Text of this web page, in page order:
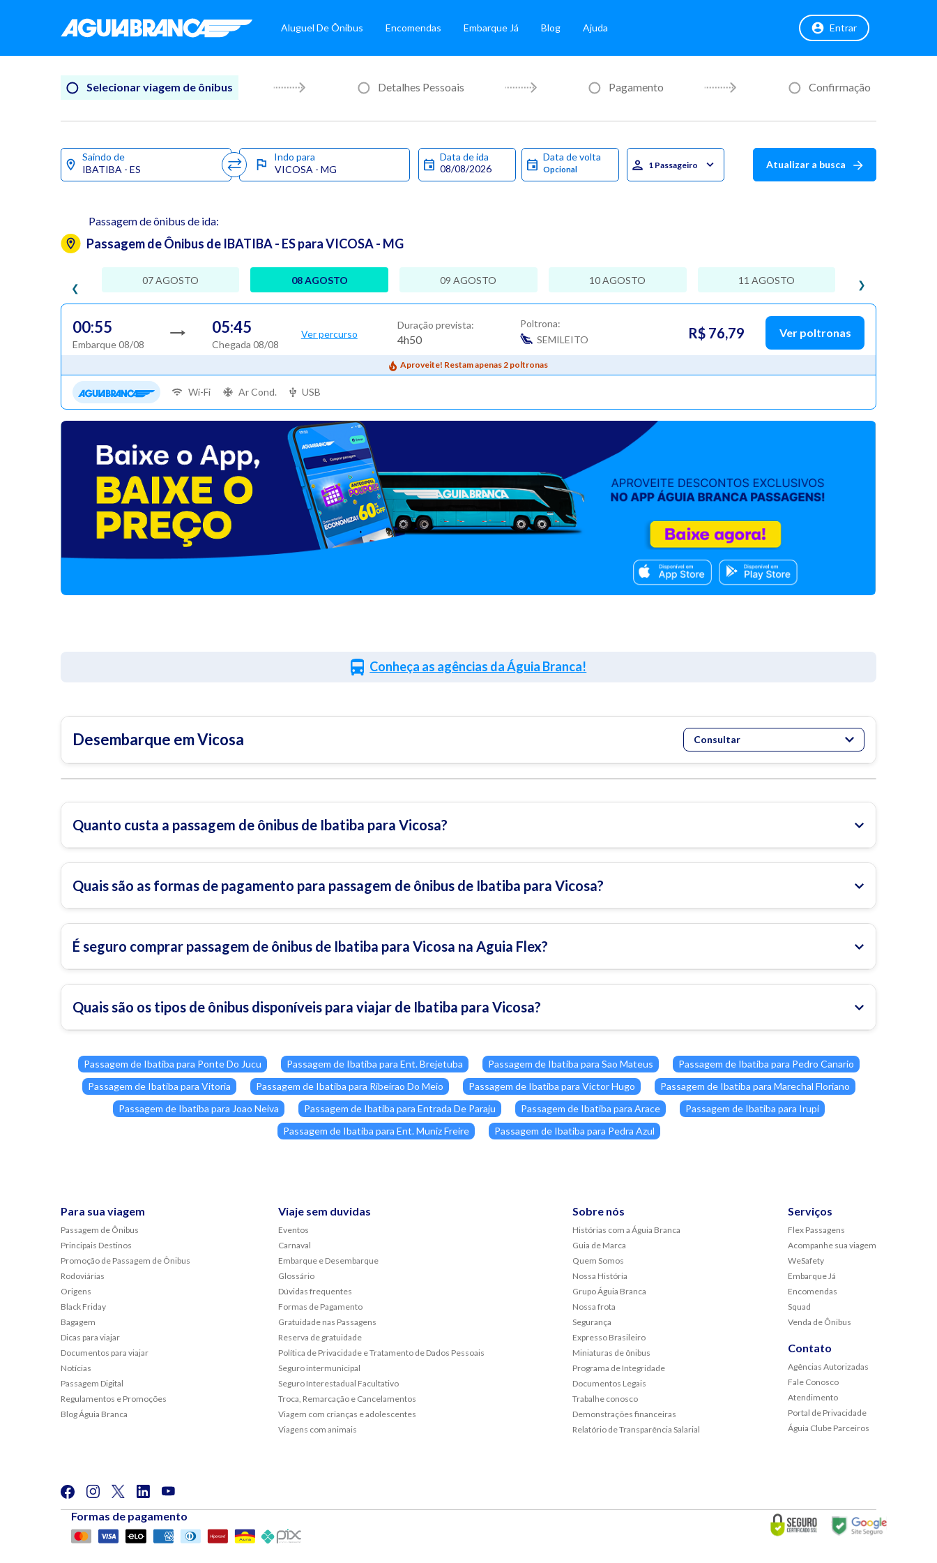
Aluguel De Ônibus Encomendas Embarque Já Blog Ajuda Entrar
Selecionar viagem de ônibus Detalhes Pessoais Pagamento Confirmação
Saindo de Indo para Data de ida Data de volta
1 Passageiro Atualizar a busca
Passagem de ônibus de ida:
Passagem de Ônibus de IBATIBA - ES para VICOSA - MG
❯
❮
07 AGOSTO 08 AGOSTO 09 AGOSTO 10 AGOSTO 11 AGOSTO
00:55
Embarque 08/08
05:45
Chegada 08/08
Ver percurso
Duração prevista:
4h50
Poltrona:
SEMILEITO
R$ 76,79 Ver poltronas
Aproveite! Restam apenas 2 poltronas
Wi-Fi Ar Cond. USB
Conheça as agências da Águia Branca!
Desembarque em Vicosa Consultar
Quanto custa a passagem de ônibus de Ibatiba para Vicosa?
Quais são as formas de pagamento para passagem de ônibus de Ibatiba para Vicosa?
É seguro comprar passagem de ônibus de Ibatiba para Vicosa na Aguia Flex?
Quais são os tipos de ônibus disponíveis para viajar de Ibatiba para Vicosa?
Passagem de Ibatiba para Ponte Do Jucu Passagem de Ibatiba para Ent. Brejetuba Passagem de Ibatiba para Sao Mateus
Passagem de Ibatiba para Pedro Canario
Passagem de Ibatiba para Vitoria
Passagem de Ibatiba para Ribeirao Do Meio Passagem de Ibatiba para Victor Hugo
Passagem de Ibatiba para Marechal Floriano
Passagem de Ibatiba para Joao Neiva
Passagem de Ibatiba para Entrada De Paraju Passagem de Ibatiba para Arace
Passagem de Ibatiba para Irupi
Passagem de Ibatiba para Ent. Muniz Freire
Passagem de Ibatiba para Pedra Azul
Para sua viagem
Passagem de Ônibus
Principais Destinos
Promoção de Passagem de Ônibus
Rodoviárias
Origens
Black Friday
Bagagem
Dicas para viajar
Documentos para viajar
Notícias
Passagem Digital
Regulamentos e Promoções
Blog Águia Branca
Viaje sem duvidas
Eventos
Carnaval
Embarque e Desembarque
Glossário
Dúvidas frequentes
Formas de Pagamento
Gratuidade nas Passagens
Reserva de gratuidade
Política de Privacidade e Tratamento de Dados Pessoais
Seguro intermunicipal
Seguro Interestadual Facultativo
Troca, Remarcação e Cancelamentos
Viagem com crianças e adolescentes
Viagens com animais
Sobre nós
Histórias com a Águia Branca
Guia de Marca
Quem Somos
Nossa História
Grupo Águia Branca
Nossa frota
Segurança
Expresso Brasileiro
Miniaturas de ônibus
Programa de Integridade
Documentos Legais
Trabalhe conosco
Demonstrações financeiras
Relatório de Transparência Salarial
Serviços
Flex Passagens
Acompanhe sua viagem
WeSafety
Embarque Já
Encomendas
Squad
Venda de Ônibus
Contato
Agências Autorizadas
Fale Conosco
Atendimento
Portal de Privacidade
Águia Clube Parceiros
Formas de pagamento